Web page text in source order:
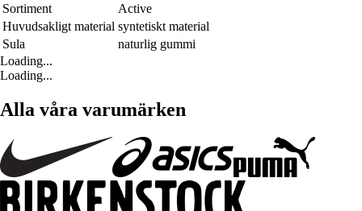
Sortiment
Active
Huvudsakligt material syntetiskt material
Sula
naturlig gummi
Loading...
Loading...
Alla våra varumärken